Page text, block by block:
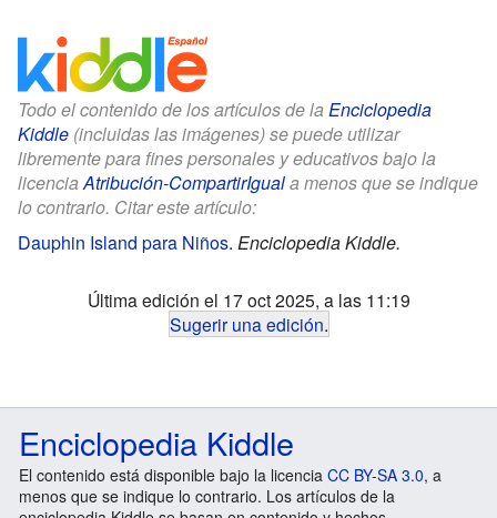
Todo el contenido de los artículos de la Enciclopedia
Kiddle (incluidas las imágenes) se puede utilizar
libremente para fines personales y educativos bajo la
licenciaAtribución-CompartirIguala menos que se indique
lo contrario. Citar este artículo:
Dauphin Island para Niños. Enciclopedia Kiddle.
Última edición el 17 oct 2025, a las 11:19
Sugerir una edición.
Enciclopedia Kiddle
El contenido está disponible bajo la licencia CC BY-SA 3.0, a
menos que se indique lo contrario. Los artículos de la